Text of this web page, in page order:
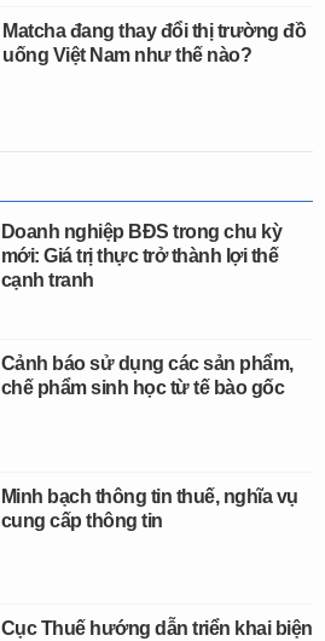
Matcha đang thay đổi thị trường đồ
uống Việt Nam như thế nào?
Doanh nghiệp BĐS trong chu kỳ
mới: Giá trị thực trở thành lợi thế
cạnh tranh
Cảnh báo sử dụng các sản phẩm,
chế phẩm sinh học từ tế bào gốc
Minh bạch thông tin thuế, nghĩa vụ
cung cấp thông tin
Cục Thuế hướng dẫn triển khai biện